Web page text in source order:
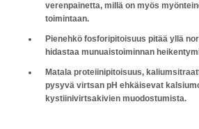
verenpainetta, millä on myös
toimintaan.
Pienehkö fosforipitoisuuspitää yllä
hidastaa munuaistoiminnan
Matala proteiinipitoisuus,
pysyvä virtsan pHehkäisevat
kystiinivirtsakivien muodostumista.